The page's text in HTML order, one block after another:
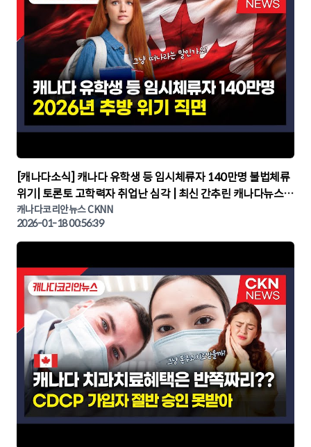
▶
[캐나다소식] 캐나다 유학생 등 임시체류자 140만명 불법체류
위기| 토론토 고학력자 취업난 심각 | 최신 간추린 캐나다뉴스 |
CKNNEWS, 캐나다코리안뉴스
캐나다코리안뉴스 CKNN
2026-01-18 00:56:39